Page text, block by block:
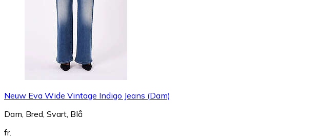
Neuw Eva Wide Vintage Indigo Jeans (Dam)
Dam, Bred, Svart, Blå
fr.